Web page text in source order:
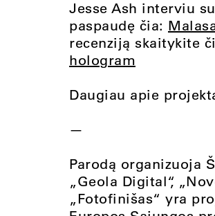
Jesse Ash interviu
paspaudę čia:
recenziją skaitykite
hologram
Daugiau apie
—
Parodą organizuoja
„Geola Digital“,
„Fotofinišas“ yra